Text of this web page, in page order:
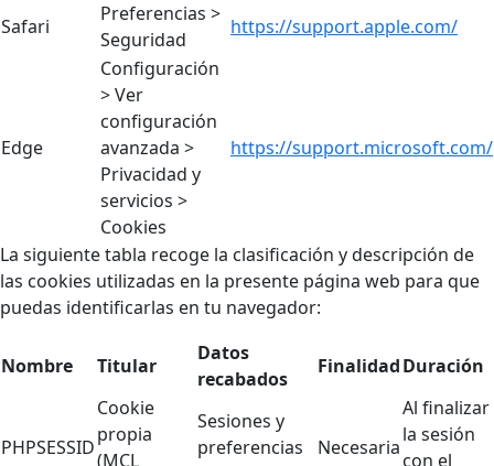
Safari
Preferencias >
Seguridad
https://support.apple.com/
Edge
Configuración
> Ver
configuración
avanzada >
Privacidad y
servicios >
Cookies
https://support.microsoft.com/
La siguiente tabla recoge la clasificación y descripción de
las cookies utilizadas en la presente página web para que
puedas identificarlas en tu navegador:
Nombre Titular
Datos
recabados
FinalidadDuración
PHPSESSID
Cookie
propia
(MCL
Sesiones y
preferencias
Necesaria
Al finalizar
la sesión
con el